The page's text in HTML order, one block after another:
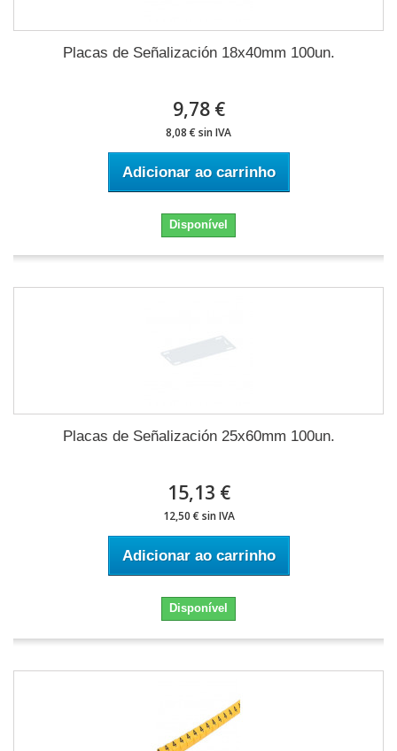
Placas de Señalización 18x40mm 100un.
9,78 €
8,08 € sin IVA
Adicionar ao carrinho
Disponível
Placas de Señalización 25x60mm 100un.
15,13 €
12,50 € sin IVA
Adicionar ao carrinho
Disponível